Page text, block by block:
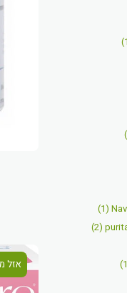
(1)
(2)
אזל